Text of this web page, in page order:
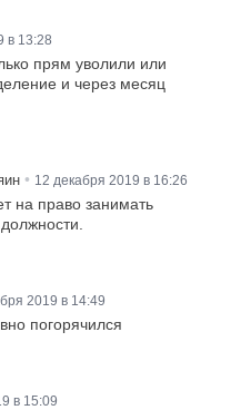
в 13:28
прям уволили или
и через месяц
• 12 декабря 2019 в 16:26
на право занимать
2019 в 14:49
погорячился
в 15:09